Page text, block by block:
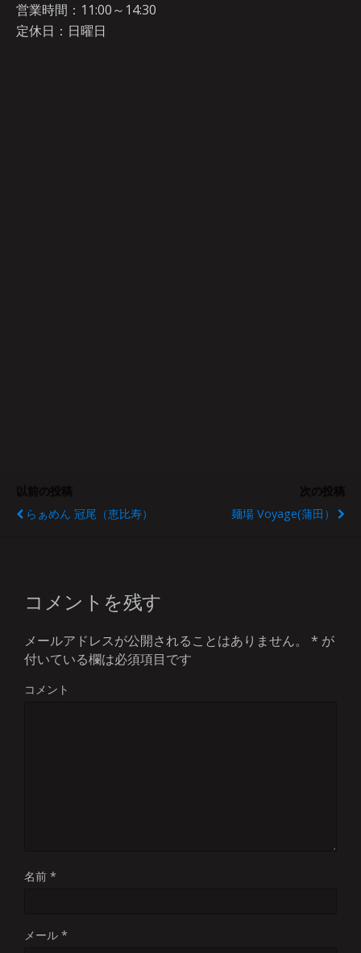
営業時間：11:00～14:30
定休日：日曜日
らぁめん 冠尾（恵比寿）
麺場 Voyage(蒲田）
コメントを残す
メールアドレスが公開されることはありません。 * が
付いている欄は必須項目です
コメント
名前 *
メール *